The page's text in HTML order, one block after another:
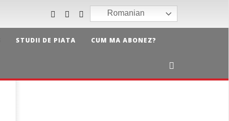
Romanian
STUDII DE PIATA CUM MA ABONEZ?